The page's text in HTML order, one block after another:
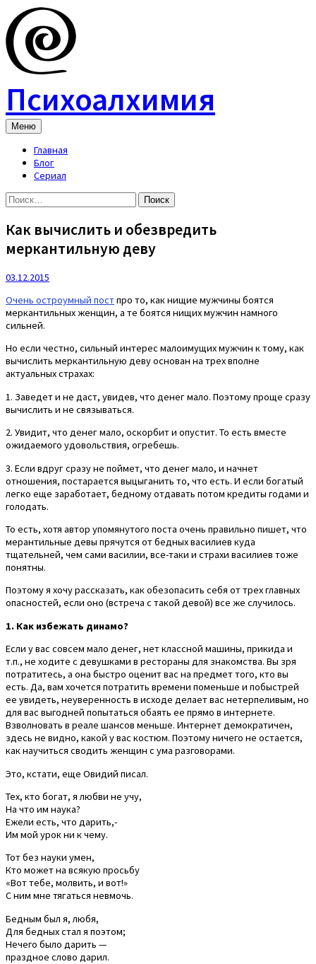
Skip
to
content
Психоалхимия
Меню
Главная
Блог
Сериал
Найти:
Как вычислить и обезвредить
меркантильную деву
03.12.2015
Очень остроумный постпро то, как нищие мужчины боятся
меркантильных женщин, а те боятся нищих мужчин намного
сильней.
Но если честно, сильный интерес малоимущих мужчин к тому, как
вычислить меркантильную деву основан на трех вполне
актуальных страхах:
1. Заведет и не даст, увидев, что денег мало. Поэтому проще сразу
вычислить и не связываться.
2. Увидит, что денег мало, оскорбит и опустит. То есть вместе
ожидаемого удовольствия, огребешь.
3. Если вдруг сразу не поймет, что денег мало, и начнет
отношения, постарается выцыганить то, что есть. И если богатый
легко еще заработает, бедному отдавать потом кредиты годами и
голодать.
То есть, хотя автор упомянутого поста очень правильно пишет, что
мерантильные девы прячутся от бедных василиев куда
тщательней, чем сами василии, все-таки и страхи василиев тоже
понятны.
Поэтому я хочу рассказать, как обезопасить себя от трех главных
опасностей, если оно (встреча с такой девой) все же случилось.
1. Как избежать динамо?
Если у вас совсем мало денег, нет классной машины, прикида и
т.п., не ходите с девушками в рестораны для знакомства. Вы зря
потратитесь, а она быстро оценит вас на предмет того, кто вы
есть. Да, вам хочется потратить времени поменьше и побыстрей
ее увидеть, неуверенность в исходе делает вас нетерпеливым, но
для вас выгодней попытаться обаять ее прямо в интернете.
Взволновать в реале шансов меньше. Интернет демократичен,
здесь не видно, какой у вас костюм. Поэтому ничего не остается,
как научиться сводить женщин с ума разговорами.
Это, кстати, еще Овидий писал.
Тех, кто богат, я любви не учу,
На что им наука?
Ежели есть, что дарить,-
Им мой урок ни к чему.
Тот без науки умен,
Кто может на всякую просьбу
«Вот тебе, молвить, и вот!»
С ним мне тягаться невмочь.
Бедным был я, любя,
Для бедных стал я поэтом;
Нечего было дарить —
праздное слово дарил.